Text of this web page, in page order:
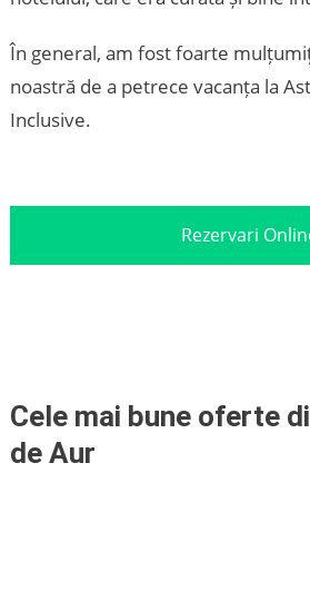
În general, am fost foarte
noastră de a petrece vacanța la
Inclusive.
Rezervari
Cele mai bune oferte
de Aur